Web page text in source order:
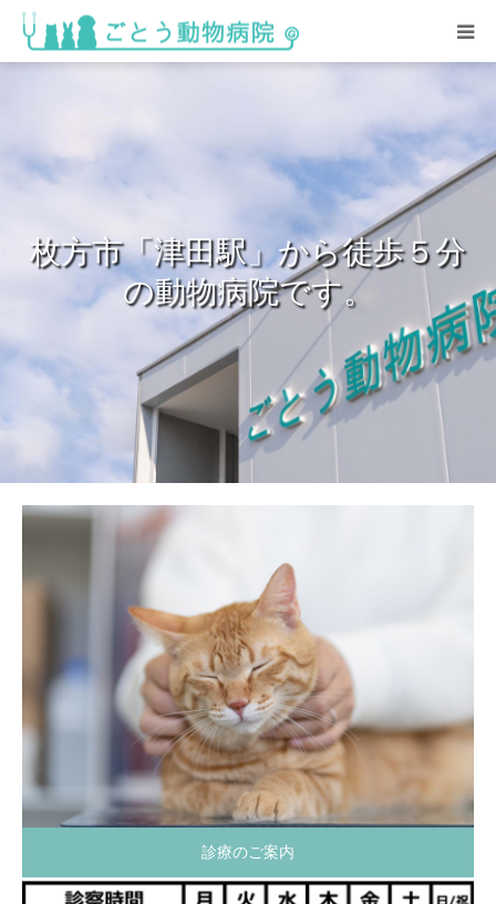
枚方市「津田駅」から徒歩５分
の動物病院です。
診療のご案内
総合案内
院内の様子